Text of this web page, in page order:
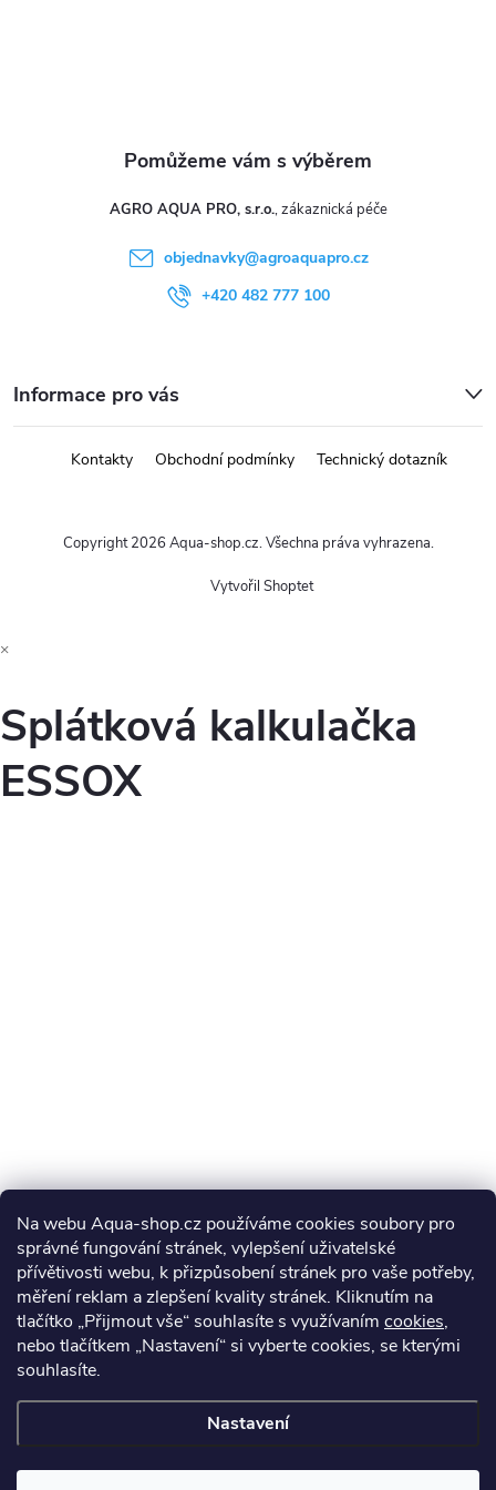
Na webu Aqua-shop.cz používáme cookies soubory pro
správné fungování stránek, vylepšení uživatelské
přívětivosti webu, k přizpůsobení stránek pro vaše potřeby,
měření reklam a zlepšení kvality stránek. Kliknutím na
tlačítko „Přijmout vše“ souhlasíte s využívaním cookies,
nebo tlačítkem „Nastavení“ si vyberte cookies, se kterými
souhlasíte.
Nastavení
AGRO AQUA PRO, s.r.o.
objednavky@agroaquapro.cz
+420 482 777 100
Informace pro vás
Kontakty Obchodní podmínky Technický dotazník
Vytvořil Shoptet
Copyright 2026 Aqua-shop.cz. Všechna práva vyhrazena.
×
Splátková kalkulačka
ESSOX